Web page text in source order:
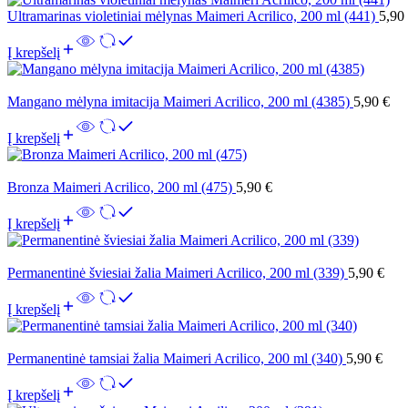
Ultramarinas violetiniai mėlynas Maimeri Acrilico, 200 ml (441) 5,90
Į krepšelį
Mangano mėlyna imitacija Maimeri Acrilico, 200 ml (4385) 5,90 €
Į krepšelį
Bronza Maimeri Acrilico, 200 ml (475) 5,90 €
Į krepšelį
Permanentinė šviesiai žalia Maimeri Acrilico, 200 ml (339) 5,90 €
Į krepšelį
Permanentinė tamsiai žalia Maimeri Acrilico, 200 ml (340) 5,90 €
Į krepšelį